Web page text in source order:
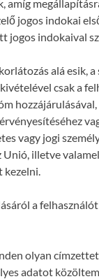
amíg
jogos indokai
jogos indokaival
alá esik, a
csak a
vagy jogi
Unió, illetve
a
olyan
adatot